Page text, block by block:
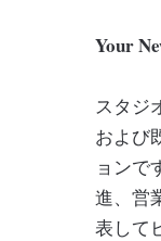
Your
スタジ
および
ョンで
進、営
表して